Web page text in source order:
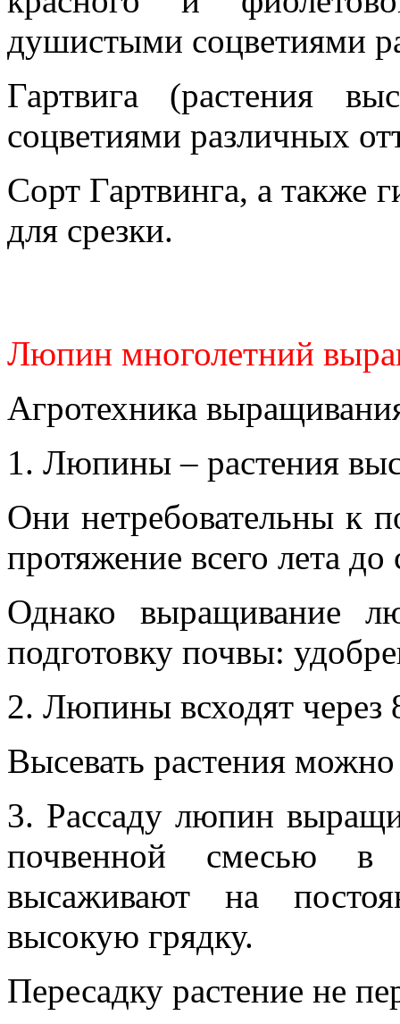
душистыми соцветиями
Гартвига (растения
соцветиями различных
Сорт Гартвинга, а
для срезки.
Люпин многолетний
Агротехника
1. Люпины – растения
Они нетребовательны к
протяжение всего лета до
Однако выращивание
подготовку почвы:
2. Люпины всходят через
Высевать растения можно
3. Рассаду люпин
почвенной смесью
высаживают на
высокую грядку.
Пересадку растение не